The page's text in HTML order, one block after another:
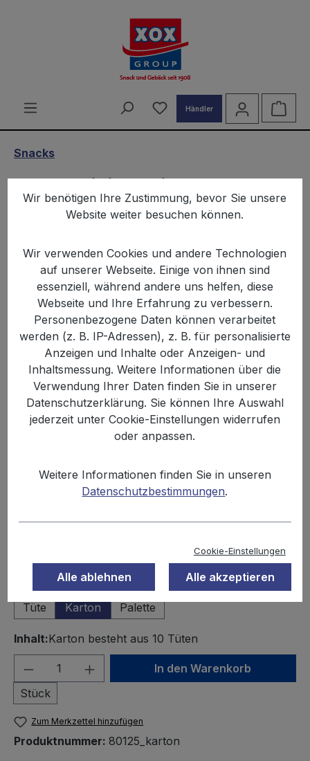
Du hast 0 Produkte auf
Händler
Snacks
XOX Fusilli Paprika 125g
Bildergalerie überspringen
14,99 € 15,90 € (5.72% gespart)
auswählen
Tüte
Karton Palette
Inhalt:Karton besteht aus 10 Tüten
Produkt Anzahl: Gib den
Stück
In den Warenkorb
Zum Merkzettel hinzufügen
Produktnummer: 80125_karton
Wir benötigen Ihre Zustimmung, bevor Sie unsere
Website weiter besuchen können.
Wir verwenden Cookies und andere Technologien
auf unserer Webseite. Einige von ihnen sind
essenziell, während andere uns helfen, diese
Webseite und Ihre Erfahrung zu verbessern.
Personenbezogene Daten können verarbeitet
werden (z. B. IP-Adressen), z. B. für personalisierte
Anzeigen und Inhalte oder Anzeigen- und
Inhaltsmessung. Weitere Informationen über die
Verwendung Ihrer Daten finden Sie in unserer
Datenschutzerklärung. Sie können Ihre Auswahl
jederzeit unter Cookie-Einstellungen widerrufen
oder anpassen.
Weitere Informationen finden Sie in unseren
Datenschutzbestimmungen.
Cookie-Einstellungen
Alle ablehnen Alle akzeptieren